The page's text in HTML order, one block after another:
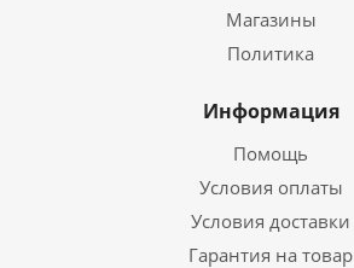
Магазины
Политика
Информация
Помощь
Условия оплаты
Условия доставки
Гарантия на товар